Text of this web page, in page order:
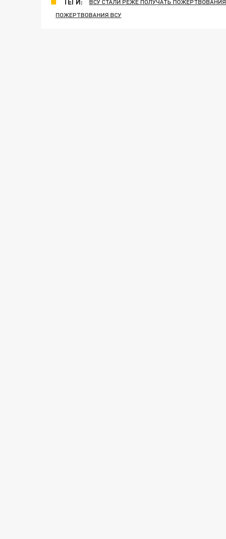
ТЕГИ: ВСУ СТАЛИ РЕЖЕ ПОЛУЧАТЬ ПОЖЕРТВОВАНИЯ
ПОЖЕРТВОВАНИЯ ВСУ